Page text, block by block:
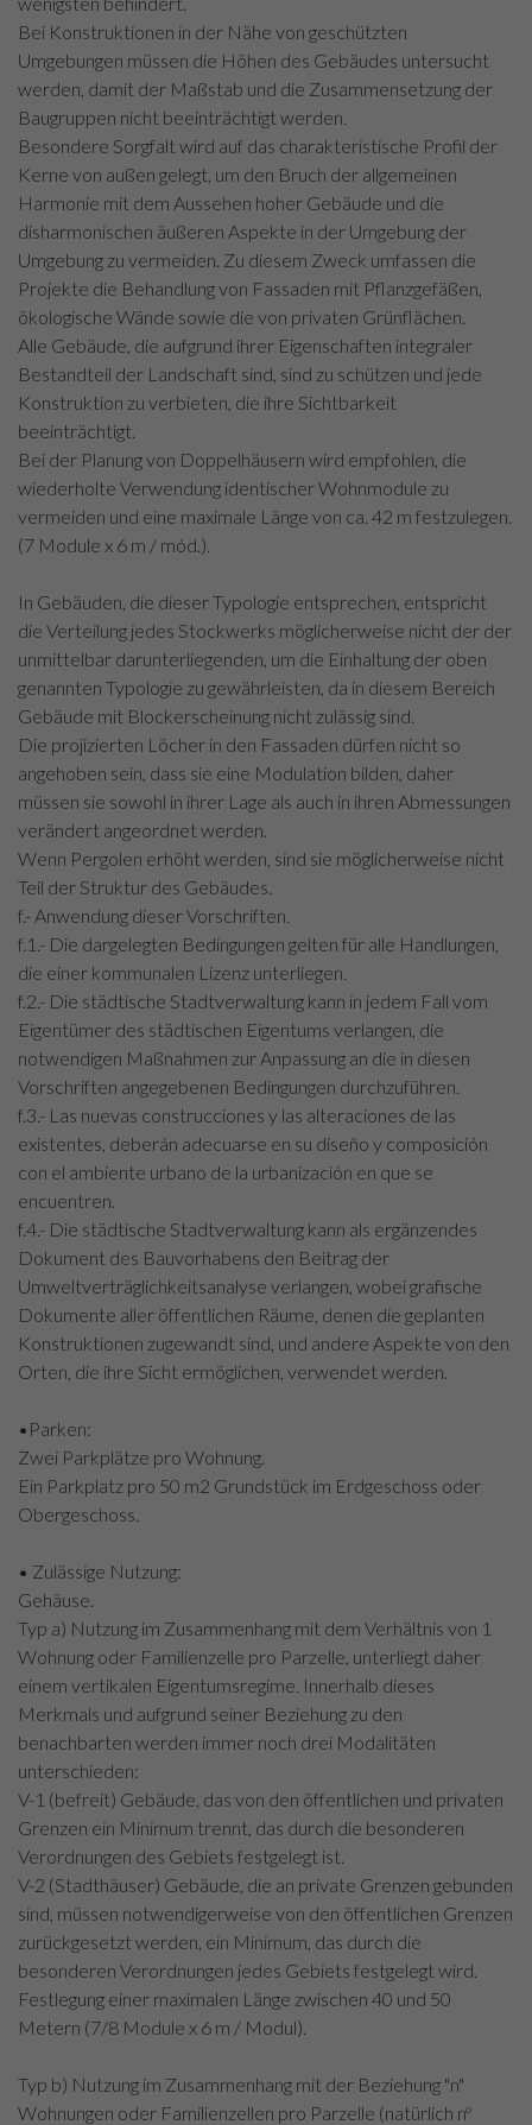
Bei Konstruktionen in der Nähe von geschützten
Umgebungen müssen die Höhen des Gebäudes untersucht
werden, damit der Maßstab und die Zusammensetzung der
Baugruppen nicht beeinträchtigt werden.
Besondere Sorgfalt wird auf das charakteristische Profil der
Kerne von außen gelegt, um den Bruch der allgemeinen
Harmonie mit dem Aussehen hoher Gebäude und die
disharmonischen äußeren Aspekte in der Umgebung der
Umgebung zu vermeiden. Zu diesem Zweck umfassen die
Projekte die Behandlung von Fassaden mit Pflanzgefäßen,
ökologische Wände sowie die von privaten Grünflächen.
Alle Gebäude, die aufgrund ihrer Eigenschaften integraler
Bestandteil der Landschaft sind, sind zu schützen und jede
Konstruktion zu verbieten, die ihre Sichtbarkeit
beeinträchtigt.
Bei der Planung von Doppelhäusern wird empfohlen, die
wiederholte Verwendung identischer Wohnmodule zu
vermeiden und eine maximale Länge von ca. 42 m festzulegen.
(7 Module x 6 m / mód.).
In Gebäuden, die dieser Typologie entsprechen, entspricht
die Verteilung jedes Stockwerks möglicherweise nicht der der
unmittelbar darunterliegenden, um die Einhaltung der oben
genannten Typologie zu gewährleisten, da in diesem Bereich
Gebäude mit Blockerscheinung nicht zulässig sind.
Die projizierten Löcher in den Fassaden dürfen nicht so
angehoben sein, dass sie eine Modulation bilden, daher
müssen sie sowohl in ihrer Lage als auch in ihren Abmessungen
verändert angeordnet werden.
Wenn Pergolen erhöht werden, sind sie möglicherweise nicht
Teil der Struktur des Gebäudes.
f.- Anwendung dieser Vorschriften.
f.1.- Die dargelegten Bedingungen gelten für alle Handlungen,
die einer kommunalen Lizenz unterliegen.
f.2.- Die städtische Stadtverwaltung kann in jedem Fall vom
Eigentümer des städtischen Eigentums verlangen, die
notwendigen Maßnahmen zur Anpassung an die in diesen
Vorschriften angegebenen Bedingungen durchzuführen.
f.3.- Las nuevas construcciones y las alteraciones de las
existentes, deberán adecuarse en su diseño y composición
con el ambiente urbano de la urbanización en que se
encuentren.
f.4.- Die städtische Stadtverwaltung kann als ergänzendes
Dokument des Bauvorhabens den Beitrag der
Umweltverträglichkeitsanalyse verlangen, wobei grafische
Dokumente aller öffentlichen Räume, denen die geplanten
Konstruktionen zugewandt sind, und andere Aspekte von den
Orten, die ihre Sicht ermöglichen, verwendet werden.
•Parken:
Zwei Parkplätze pro Wohnung.
Ein Parkplatz pro 50 m2 Grundstück im Erdgeschoss oder
Obergeschoss.
• Zulässige Nutzung:
Gehäuse.
Typ a) Nutzung im Zusammenhang mit dem Verhältnis von 1
Wohnung oder Familienzelle pro Parzelle, unterliegt daher
einem vertikalen Eigentumsregime. Innerhalb dieses
Merkmals und aufgrund seiner Beziehung zu den
benachbarten werden immer noch drei Modalitäten
unterschieden:
V-1 (befreit) Gebäude, das von den öffentlichen und privaten
Grenzen ein Minimum trennt, das durch die besonderen
Verordnungen des Gebiets festgelegt ist.
V-2 (Stadthäuser) Gebäude, die an private Grenzen gebunden
sind, müssen notwendigerweise von den öffentlichen Grenzen
zurückgesetzt werden, ein Minimum, das durch die
besonderen Verordnungen jedes Gebiets festgelegt wird.
Festlegung einer maximalen Länge zwischen 40 und 50
Metern (7/8 Module x 6 m / Modul).
Typ b) Nutzung im Zusammenhang mit der Beziehung "n"
Wohnungen oder Familienzellen pro Parzelle (natürlich nº